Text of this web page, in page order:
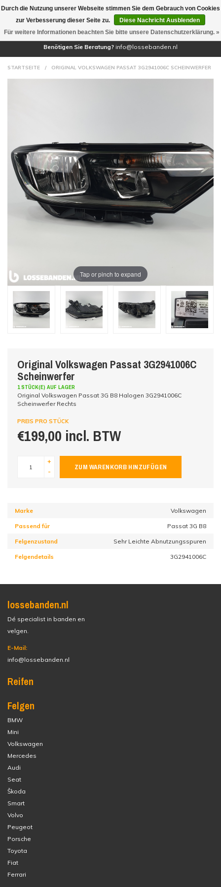
(0)
Benötigen Sie Beratung? info@lossebanden.nl
STARTSEITE / ORIGINAL VOLKSWAGEN PASSAT 3G2941006C SCHEINWERFER
Tap or pinch to expand
Original Volkswagen Passat 3G2941006C
Scheinwerfer
1 STÜCK(E) AUF LAGER
Original Volkswagen Passat 3G B8 Halogen 3G2941006C
Scheinwerfer Rechts
PREIS PRO STÜCK
€199,00 incl. BTW
+
-
ZUM WARENKORB HINZUFÜGEN
Marke Volkswagen
Passend für Passat 3G B8
Felgenzustand Sehr Leichte Abnutzungsspuren
Felgendetails 3G2941006C
lossebanden.nl
Dé specialist in banden en
velgen.
E-Mail:
info@lossebanden.nl
Reifen
Felgen
BMW
Mini
Volkswagen
Mercedes
Audi
Seat
Škoda
Smart
Volvo
Peugeot
Porsche
Toyota
Fiat
Ferrari
Durch die Nutzung unserer Webseite stimmen Sie dem Gebrauch von Cookies
zur Verbesserung dieser Seite zu.
Diese Nachricht Ausblenden
Für weitere Informationen beachten Sie bitte unsere Datenschutzerklärung. »